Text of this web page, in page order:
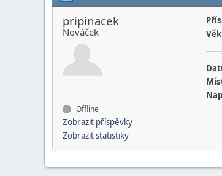
pripinacek
Nováček
Offline
Zobrazit příspěvky
Zobrazit statistiky